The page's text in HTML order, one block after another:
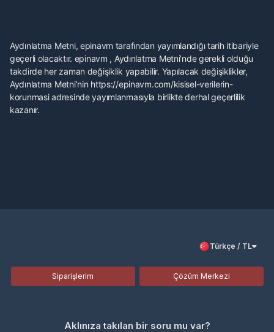
Aydınlatma Metni, epinavm tarafından yayımlandığı tarih itibariyle
geçerli olacaktır. epinavm , Aydınlatma Metni’nde gerekli olduğu
takdirde her zaman değişiklik yapabilir. Yapılacak değişiklikler,
Aydınlatma Metni’nin https://epinavm.com/kisisel-verilerin-
korunmasi adresinde yayımlanmasıyla birlikte derhal geçerlilik
kazanır.
Türkçe / TL
Siparişlerim Çözüm Merkezi
Aklınıza takılan bir soru mu var?